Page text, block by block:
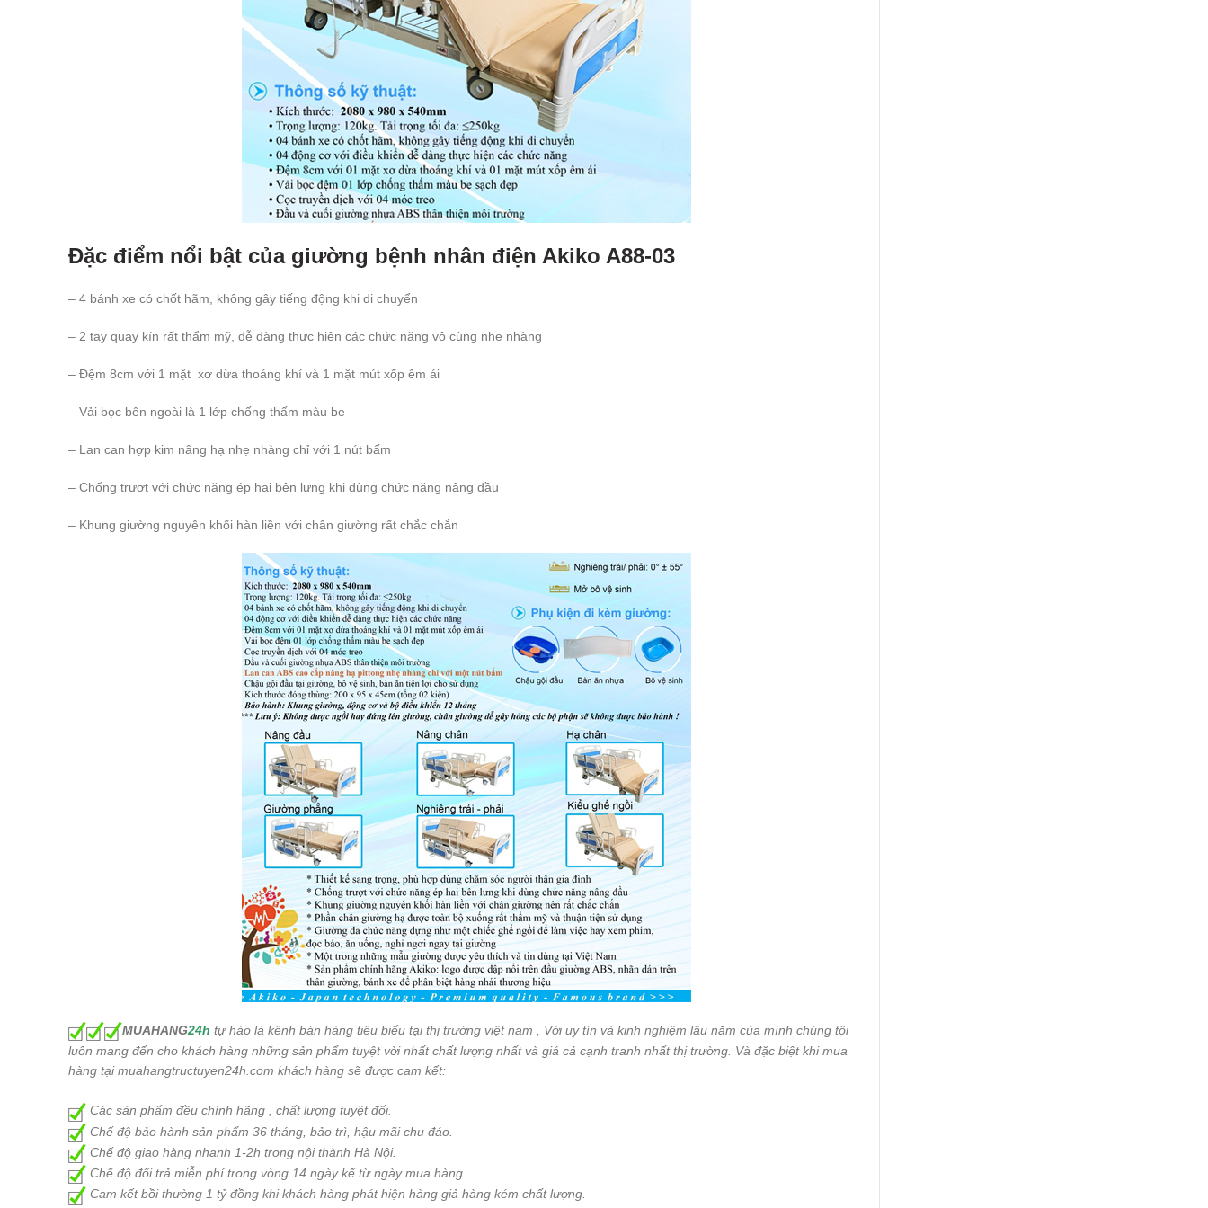
Đặc điểm nổi bật của giường bệnh nhân điện Akiko A88-03
– 4 bánh xe có chốt hãm, không gây tiếng động khi di chuyển
– 2 tay quay kín rất thẩm mỹ, dễ dàng thực hiện các chức năng vô cùng nhẹ nhàng
– Đệm 8cm với 1 mặt xơ dừa thoáng khí và 1 mặt mút xốp êm ái
– Vải bọc bên ngoài là 1 lớp chống thấm màu be
– Lan can hợp kim nâng hạ nhẹ nhàng chỉ với 1 nút bấm
– Chống trượt với chức năng ép hai bên lưng khi dùng chức năng nâng đầu
– Khung giường nguyên khối hàn liền với chân giường rất chắc chắn
MUAHANG24h tự hào là kênh bán hàng tiêu biểu tại thị trường việt nam , Với uy tín và kinh nghiệm lâu năm của mình chúng tôi
luôn mang đến cho khách hàng những sản phẩm tuyệt vời nhất chất lượng nhất và giá cả cạnh tranh nhất thị trường. Và đặc biệt khi mua
hàng tại muahangtructuyen24h.com khách hàng sẽ được cam kết:
Các sản phẩm đều chính hãng , chất lượng tuyệt đối.
Chế độ bảo hành sản phẩm 36 tháng, bảo trì, hậu mãi chu đáo.
Chế độ giao hàng nhanh 1-2h trong nội thành Hà Nội.
Chế độ đổi trả miễn phí trong vòng 14 ngày kể từ ngày mua hàng.
Cam kết bồi thường 1 tỷ đồng khi khách hàng phát hiện hàng giả hàng kém chất lượng.